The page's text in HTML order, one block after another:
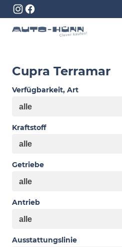
Cupra Terramar
Verfügbarkeit, Art
Kraftstoff
Getriebe
Antrieb
Ausstattungslinie